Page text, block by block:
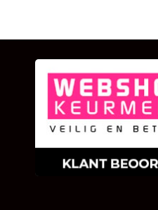
KLANT
We zijn er zeer op
weten wat u als
onze